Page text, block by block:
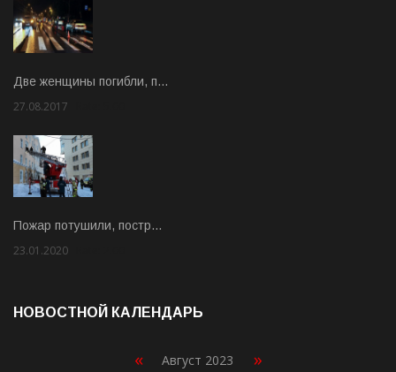
Две женщины погибли, п…
27.08.2017
Пожар потушили, постр…
23.01.2020
НОВОСТНОЙ КАЛЕНДАРЬ
« Август 2023 »